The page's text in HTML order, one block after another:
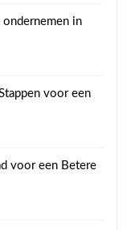
ondernemen in
voor een
voor een Betere